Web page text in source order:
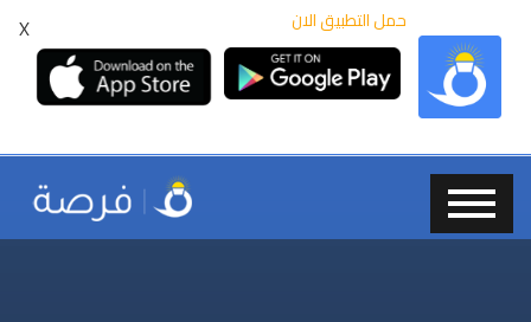
X حمل التطبيق الان